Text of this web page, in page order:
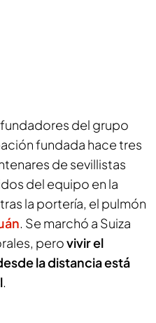
del grupo
fundada hace tres
de sevillistas
del equipo en la
la portería, el pulmón
. Se marchó a Suiza
perovivir el
la distancia está
.